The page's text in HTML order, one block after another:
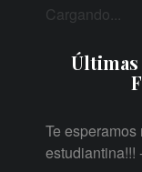
Cargando...
Últimas
Te
estudiantina!!!